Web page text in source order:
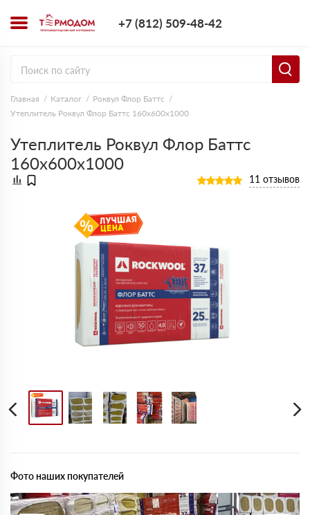
+7 (812) 509-48-42
Главная Каталог
Роквул Флор Баттс
Утеплитель Роквул Флор Баттс 160х600х1000
Утеплитель Роквул Флор Баттс
160х600х1000
11 отзывов
Фото наших покупателей